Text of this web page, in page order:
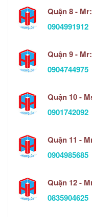
Quận 8 -
0904991912
Quận 9 -
0904744975
Quận 10 -
0901742092
Quận 11 -
0904985685
Quận 12 -
0835904625